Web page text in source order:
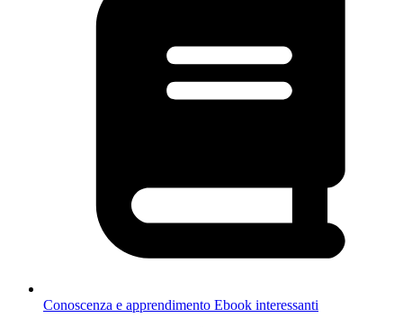
Conoscenza e apprendimento Ebook interessanti